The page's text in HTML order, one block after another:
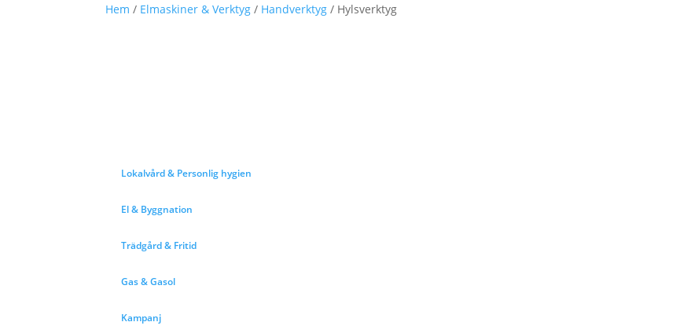
Hem / Elmaskiner & Verktyg / Handverktyg / Hylsverktyg
Lokalvård & Personlig hygien
El & Byggnation
Trädgård & Fritid
Gas & Gasol
Kampanj